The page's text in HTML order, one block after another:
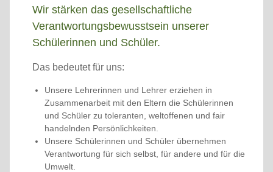
Wir stärken das gesellschaftliche
Verantwortungsbewusstsein unserer
Schülerinnen und Schüler.
Das bedeutet für uns:
Unsere Lehrerinnen und Lehrer erziehen in
Zusammenarbeit mit den Eltern die Schülerinnen
und Schüler zu toleranten, weltoffenen und fair
handelnden Persönlichkeiten.
Unsere Schülerinnen und Schüler übernehmen
Verantwortung für sich selbst, für andere und für die
Umwelt.